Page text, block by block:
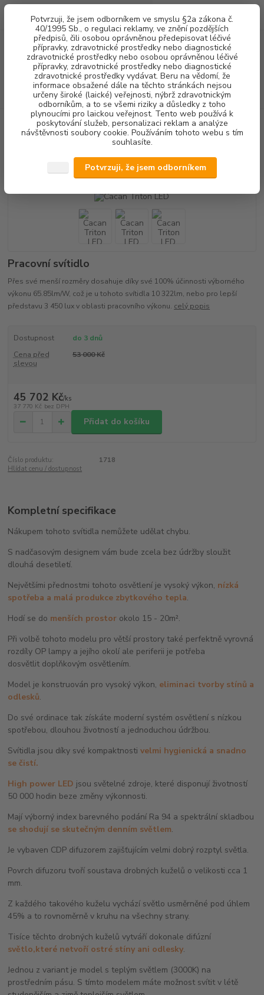
Potvrzuji, že jsem odborníkem ve smyslu §2a zákona č.
40/1995 Sb., o regulaci reklamy, ve znění pozdějších
předpisů, čili osobou oprávněnou předepisovat léčivé
přípravky, zdravotnické prostředky nebo diagnostické
zdravotnické prostředky nebo osobou oprávněnou léčivé
přípravky, zdravotnické prostředky nebo diagnostické
zdravotnické prostředky vydávat. Beru na vědomí, že
informace obsažené dále na těchto stránkách nejsou
určeny široké (laické) veřejnosti, nýbrž zdravotnickým
odborníkům, a to se všemi riziky a důsledky z toho
plynoucími pro laickou veřejnost. Tento web používá k
poskytování služeb, personalizaci reklam a analýze
návštěvnosti soubory cookie. Používáním tohoto webu s tím
souhlasíte.
Potvrzuji, že jsem odborníkem
Menu
CZK
Hledat
(Po-Pá, 8-16 hod.)
za0,00 Kč
VYBAVENÍ ORDINACE OSVĚTLENÍ Cacan Triton LED
Cacan Triton LED
Pracovní svítidlo
Přes své menší rozměry dosahuje díky své 100% účinnosti výborného
výkonu 65.85lm/W, což je u tohoto svítidla 10 322lm, nebo pro lepší
představu 3 450 lux v oblasti pracovního výkonu. celý popis
Dostupnost
do 3 dnů
Cena před
slevou
53 000 Kč
45 702 Kč/ks
37 770 Kč bez DPH
Přidat do košíku
Číslo produktu:
1718
Hlídat cenu / dostupnost
Kompletní specifikace
Nákupem tohoto svítidla nemůžete udělat chybu.
S nadčasovým designem vám bude zcela bez údržby sloužit
dlouhá desetiletí.
Největšími přednostmi tohoto osvětlení je vysoký výkon, nízká
spotřeba a malá produkce zbytkového tepla.
Hodí se do menších prostor okolo 15 - 20m².
Při volbě tohoto modelu pro větší prostory také perfektně vyrovná
rozdíly OP lampy a jejího okolí ale periferii je potřeba
dosvětlit doplňkovým osvětlením.
Model je konstruován pro vysoký výkon, eliminaci tvorby stínů a
odlesků.
Do své ordinace tak získáte moderní systém osvětlení s nízkou
spotřebou, dlouhou životností a jednoduchou údržbou.
Svítidla jsou díky své kompaktnostivelmi hygienická a snadno
se čistí.
High power LED jsou světelné zdroje, které disponují životností
50 000 hodin beze změny výkonnosti.
Mají výborný index barevného podání Ra 94 a spektrální skladbou
se shodují se skutečným denním světlem.
Je vybaven CDP difuzorem zajišťujícím velmi dobrý rozptyl světla.
Povrch difuzoru tvoří soustava drobných kuželů o velikosti cca 1
mm.
Z každého takového kuželu vychází světlo usměrněné pod úhlem
45% a to rovnoměrně v kruhu na všechny strany.
Tisíce těchto drobných kuželů vytváří dokonale difúzní
světlo,které netvoří ostré stíny ani odlesky.
Jednou z variant je model s teplým světlem (3000K) na
prostředním pásu. S tímto modelem máte možnost svítit v létě